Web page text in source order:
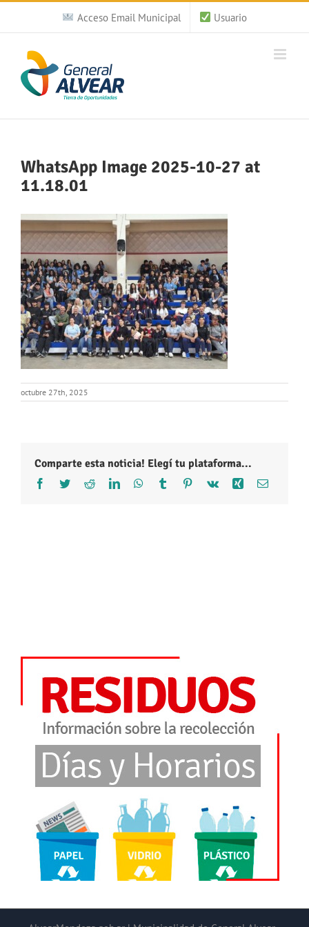
Saltar
contenido
Acceso Email Municipal Usuario
WhatsApp Image 2025-10-27 at
11.18.01
octubre 27th, 2025
Comparte esta noticia! Elegí tu plataforma...
Facebook
TwitterRedditLinkedInWhatsApp
Tumblr Pinterest
Vk Xing Correo